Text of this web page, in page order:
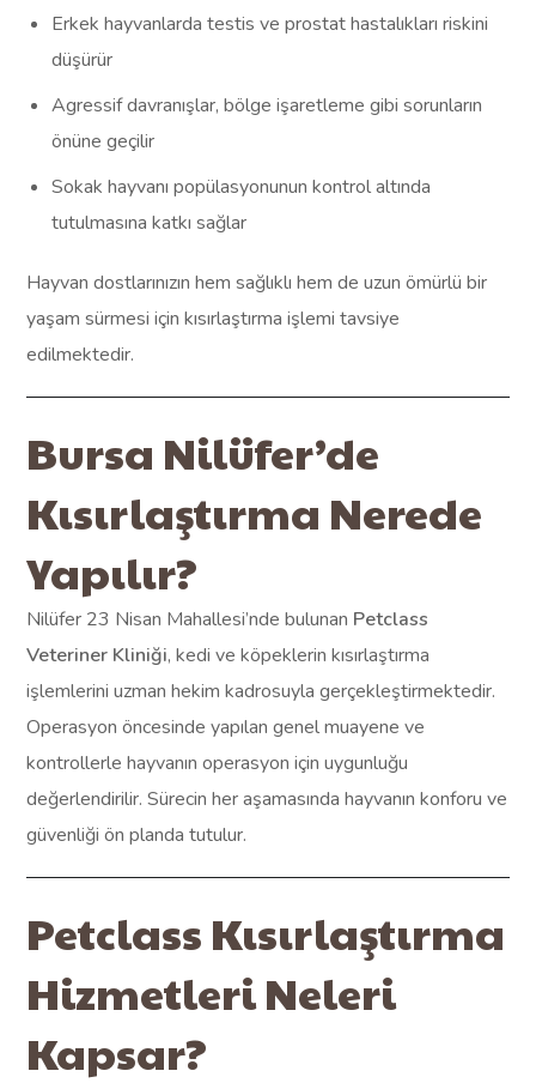
Erkek hayvanlarda testis ve prostat hastalıkları riskini
düşürür
Agressif davranışlar, bölge işaretleme gibi sorunların
önüne geçilir
Sokak hayvanı popülasyonunun kontrol altında
tutulmasına katkı sağlar
Hayvan dostlarınızın hem sağlıklı hem de uzun ömürlü bir
yaşam sürmesi için kısırlaştırma işlemi tavsiye
edilmektedir.
Bursa Nilüfer’de
Kısırlaştırma Nerede
Yapılır?
Nilüfer 23 Nisan Mahallesi’nde bulunan Petclass
Veteriner Kliniği, kedi ve köpeklerin kısırlaştırma
işlemlerini uzman hekim kadrosuyla gerçekleştirmektedir.
Operasyon öncesinde yapılan genel muayene ve
kontrollerle hayvanın operasyon için uygunluğu
değerlendirilir. Sürecin her aşamasında hayvanın konforu ve
güvenliği ön planda tutulur.
Petclass Kısırlaştırma
Hizmetleri Neleri
Kapsar?